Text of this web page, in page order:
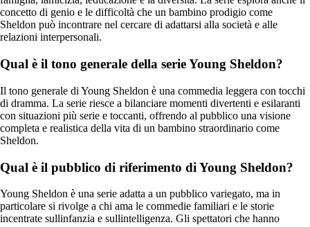
concetto di genio e le difficoltà che un bambino prodigio come
Sheldon può incontrare nel cercare di adattarsi alla società e alle
relazioni interpersonali.
Qual è il tono generale della serie Young Sheldon?
Il tono generale di Young Sheldon è una commedia leggera con tocchi
di dramma. La serie riesce a bilanciare momenti divertenti e esilaranti
con situazioni più serie e toccanti, offrendo al pubblico una visione
completa e realistica della vita di un bambino straordinario come
Sheldon.
Qual è il pubblico di riferimento di Young Sheldon?
Young Sheldon è una serie adatta a un pubblico variegato, ma in
particolare si rivolge a chi ama le commedie familiari e le storie
incentrate sullinfanzia e sullintelligenza. Gli spettatori che hanno